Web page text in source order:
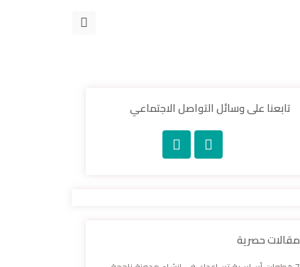
تابعنا على وسائل التواصل الاجتماعي
مقالات حصرية